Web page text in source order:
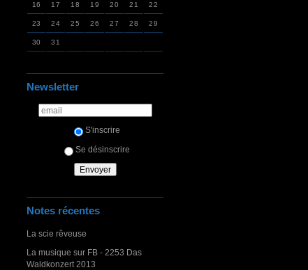
16 17 18 19 20 21 22
23 24 25 26 27 28 29
30 31
Newsletter
S'inscrire
Se désinscrire
Notes récentes
La scie rêveuse
La musique sur FB - 2253 Das
Waldkonzert 2013